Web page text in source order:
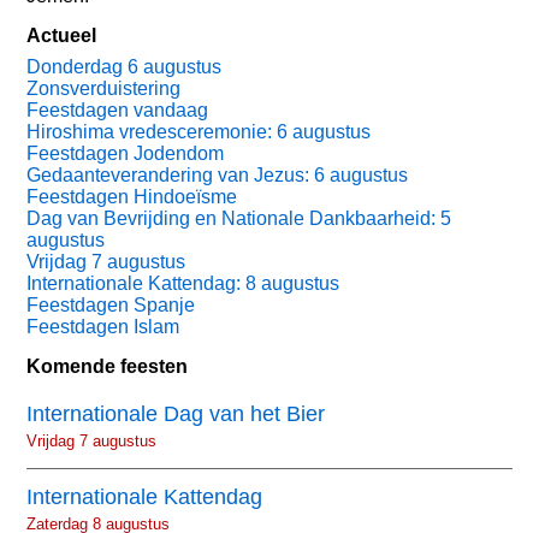
Actueel
Donderdag 6 augustus
Zonsverduistering
Feestdagen vandaag
Hiroshima vredesceremonie: 6 augustus
Feestdagen Jodendom
Gedaanteverandering van Jezus: 6 augustus
Feestdagen Hindoeïsme
Dag van Bevrijding en Nationale Dankbaarheid: 5
augustus
Vrijdag 7 augustus
Internationale Kattendag: 8 augustus
Feestdagen Spanje
Feestdagen Islam
Komende feesten
Internationale Dag van het Bier
Vrijdag 7 augustus
Internationale Kattendag
Zaterdag 8 augustus